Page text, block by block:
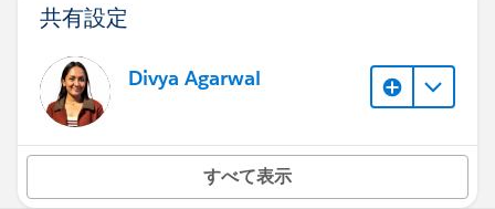
共有設定
Divya Agarwal
すべて表示